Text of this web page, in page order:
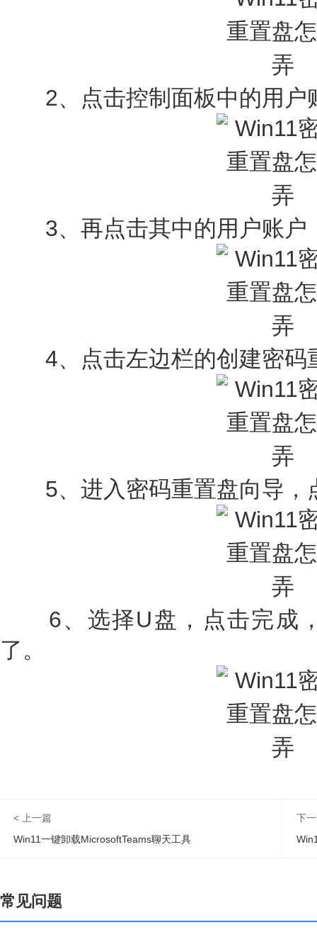
2、点击控制面板中的用户
3、再点击其中的用户账户
4、点击左边栏的创建密码
5、进入密码重置盘向导，
6、选择U盘，点击完成，
了。
< 上一篇
Win11一键卸载MicrosoftTeams聊天工具
下
常见问题